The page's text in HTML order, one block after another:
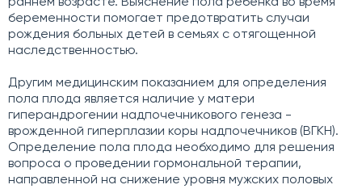
беременности помогает предотвратить случаи
рождения больных детей в семьях с отягощенной
наследственностью.
Другим медицинским показанием для определения
пола плода является наличие у матери
гиперандрогении надпочечникового генеза -
врожденной гиперплазии коры надпочечников (ВГКН).
Определение пола плода необходимо для решения
вопроса о проведении гормональной терапии,
направленной на снижение уровня мужских половых